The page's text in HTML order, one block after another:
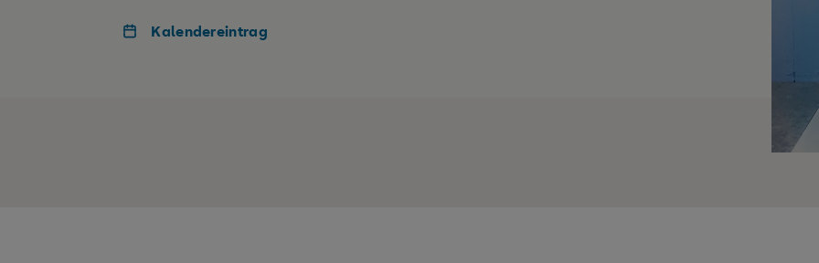
Kalendereintrag